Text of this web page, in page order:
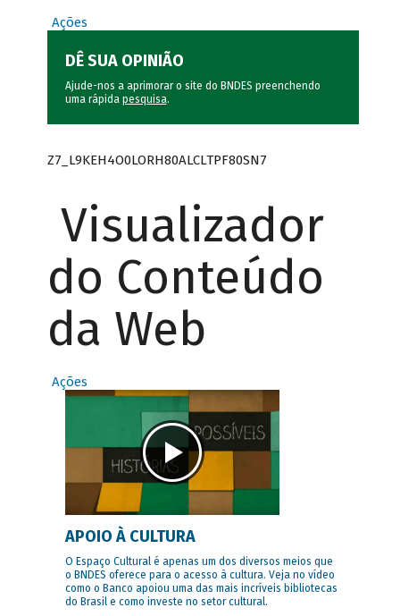
Ações
DÊ SUA OPINIÃO
Ajude-nos a aprimorar o site do BNDES preenchendo
uma rápida pesquisa.
Z7_L9KEH4O0LORH80ALCLTPF80SN7
Visualizador
do Conteúdo
da Web
Ações
APOIO À CULTURA
O Espaço Cultural é apenas um dos diversos meios que
o BNDES oferece para o acesso à cultura. Veja no vídeo
como o Banco apoiou uma das mais incríveis bibliotecas
do Brasil e como investe no setor cultural.